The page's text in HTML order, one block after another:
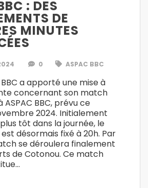
: DES
DE
MINUTES
0 ASPAC BBC
a apporté une mise à
concernant son match
BBC, prévu ce
2024. Initialement
tôt dans la journée, le
désormais fixé à 20h. Par
se déroulera finalement
de Cotonou. Ce match